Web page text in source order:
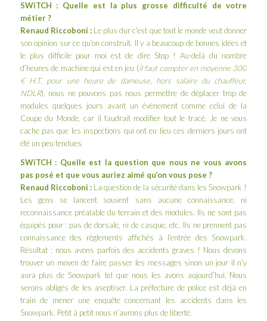
SWiTCH : Quelle est la plus grosse difficulté de votre
métier ?
Renaud Riccoboni : Le plus dur c’est que tout le monde veut donner
son opinion sur ce qu’on construit. Il y a beaucoup de bonnes idées et
le plus difficile pour moi est de dire Stop ! Au-delà du nombre
d’heures de machine qui est en jeu (il faut compter en moyenne 300
€ H.T. pour une heure de dameuse, hors salaire du chauffeur,
NDLR), nous ne pouvons pas nous permettre de déplacer trop de
modules quelques jours avant un évènement comme celui de la
Coupe du Monde, car il faudrait modifier tout le tracé. Je ne vous
cache pas que les inspections qui ont eu lieu ces derniers jours ont
été un peu tendues.
SWiTCH : Quelle est la question que nous ne vous avons
pas posé et que vous auriez aimé qu’on vous pose ?
Renaud Riccoboni : La question de la sécurité dans les Snowpark !
Les gens se lancent souvent sans aucune connaissance, ni
reconnaissance préalable du terrain et des modules. Ils ne sont pas
équipés pour : pas de dorsale, ni de casque, etc. Ils ne prennent pas
connaissance des règlements affichés à l’entrée des Snowpark.
Résultat : nous avons parfois des accidents graves ! Nous devons
trouver un moyen de faire passer les messages sinon un jour il n’y
aura plus de Snowpark tel que nous les avons aujourd’hui. Nous
serons obligés de les aseptiser. La préfecture de police est déjà en
train de mener une enquête concernant les accidents dans les
Snowpark. Petit à petit nous n’aurons plus de liberté.